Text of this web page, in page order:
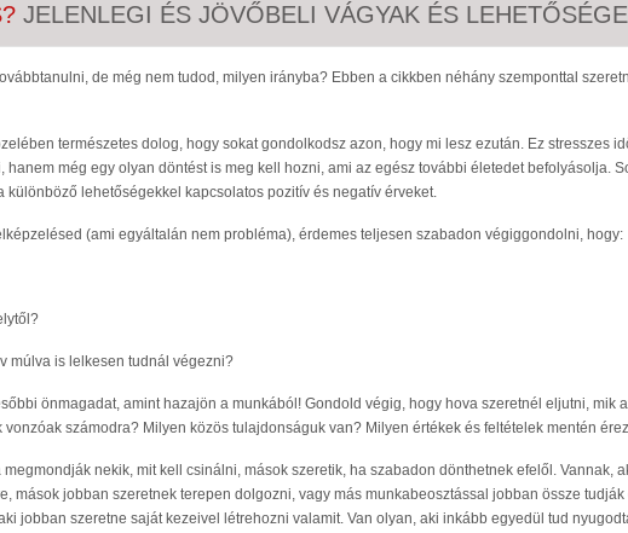
JELENLEGI ÉS JÖVŐBELI VÁGYAK ÉS
de még nem tudod, milyen irányba? Ebben a cikkben néhány szemponttal
természetes dolog, hogy sokat gondolkodsz azon, hogy mi lesz ezután. Ez stresszes
hanem még egy olyan döntést is meg kell hozni, ami az egész további életedet befolyásolja.
különböző lehetőségekkel kapcsolatos pozitív és negatív érveket.
(ami egyáltalán nem probléma), érdemes teljesen szabadon végiggondolni, hogy:
is lelkesen tudnál végezni?
önmagadat, amint hazajön a munkából! Gondold végig, hogy hova szeretnél eljutni, mik
vonzóak számodra? Milyen közös tulajdonságuk van? Milyen értékek és feltételek mentén
nekik, mit kell csinálni, mások szeretik, ha szabadon dönthetnek efelől. Vannak,
mások jobban szeretnek terepen dolgozni, vagy más munkabeosztással jobban össze
jobban szeretne saját kezeivel létrehozni valamit. Van olyan, aki inkább egyedül tud